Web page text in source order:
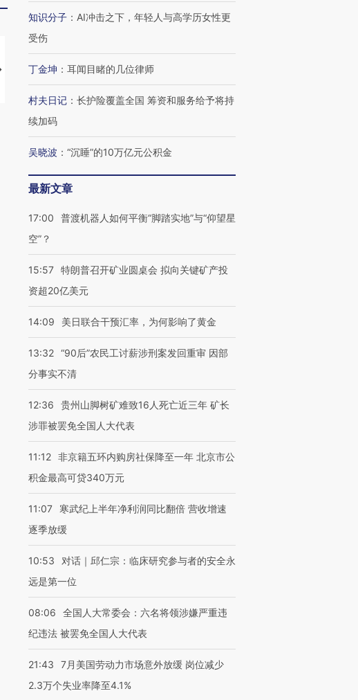
特朗普出席葬礼疑似打瞌
睡引争议 白宫怒斥批评
者“堕落的白痴”
38岁梅西上演帽子戏法
阿根廷3-0阿尔及利亚
水位跌破纪录 二战沉船与
猛犸象化石接连露出
知识分子 ： AI冲击之下，年轻人与高学历女性更
受伤
丁金坤 ： 耳闻目睹的几位律师
村夫日记 ： 长护险覆盖全国 筹资和服务给予将持
续加码
吴晓波 ： “沉睡”的10万亿元公积金
最新文章
17:00
普渡机器人如何平衡“脚踏实地”与“仰望星
空”？
15:57 特朗普召开矿业圆桌会 拟向关键矿产投
资超20亿美元
14:09 美日联合干预汇率，为何影响了黄金
13:32 “90后”农民工讨薪涉刑案发回重审 因部
分事实不清
12:36
贵州山脚树矿难致16人死亡近三年 矿长
涉罪被罢免全国人大代表
11:12 非京籍五环内购房社保降至一年 北京市公
积金最高可贷340万元
11:07
寒武纪上半年净利润同比翻倍 营收增速
逐季放缓
10:53
对话｜邱仁宗：临床研究参与者的安全永
远是第一位
08:06
全国人大常委会：六名将领涉嫌严重违
纪违法 被罢免全国人大代表
21:43
7月美国劳动力市场意外放缓 岗位减少
2.3万个失业率降至4.1%